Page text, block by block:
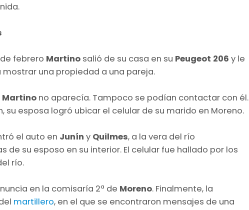
febrero Martino salió de su casa en su Peugeot 206 y le
una propiedad a una pareja.
Martino no aparecía. Tampoco se podían contactar con él.
su esposa logró ubicar el celular de su marido en Moreno.
el auto en Junín y Quilmes, a la vera del río
de su esposo en su interior. El celular fue hallado por los
río.
en la comisaría 2ª de Moreno. Finalmente, la
martillero, en el que se encontraron mensajes de una